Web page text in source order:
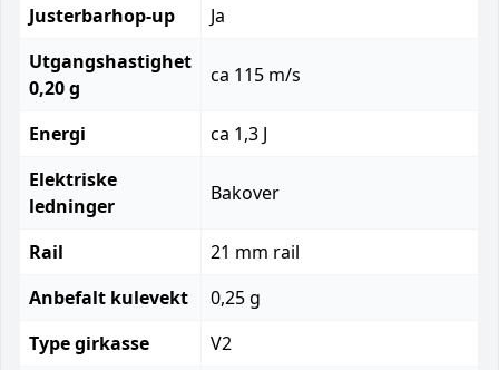
Justerbarhop-up
Ja
Utgangshastighet
0,20 g
ca 115 m/s
Energi
ca 1,3 J
Elektriske
ledninger
Bakover
Rail
21 mm rail
Anbefalt kulevekt
0,25 g
Type girkasse
V2